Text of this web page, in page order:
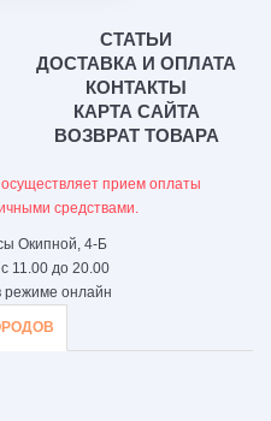
СТАТЬИ
ДОСТАВКА И ОПЛАТА
КОНТАКТЫ
КАРТА САЙТА
ВОЗВРАТ ТОВАРА
прием оплаты
средствами.
Окипной, 4-Б
11.00 до 20.00
режиме онлайн